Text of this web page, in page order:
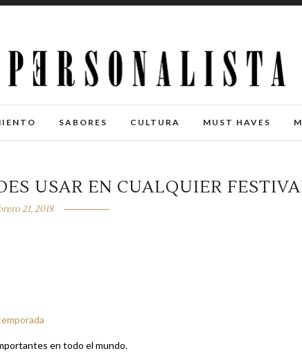
SABORES CULTURA MUST HAVES
USAR EN CUALQUIER
21, 2018
en todo el mundo.